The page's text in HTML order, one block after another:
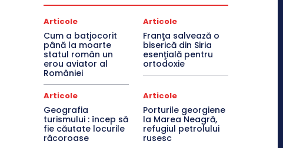
Articole
Cum a batjocorit
până la moarte
statul român un
erou aviator al
României
Articole
Franţa salvează o
biserică din Siria
esenţială pentru
ortodoxie
Articole
Geografia
turismului : încep să
fie căutate locurile
răcoroase
Articole
Porturile georgiene
la Marea Neagră,
refugiul petrolului
rusesc